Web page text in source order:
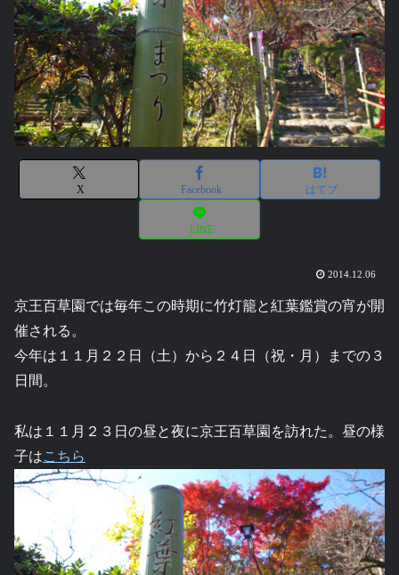
X Facebook はてブ
LINE
2014.12.06
京王百草園では毎年この時期に竹灯籠と紅葉鑑賞の宵が開
催される。
今年は１１月２２日（土）から２４日（祝・月）までの３
日間。
私は１１月２３日の昼と夜に京王百草園を訪れた。昼の様
子はこちら